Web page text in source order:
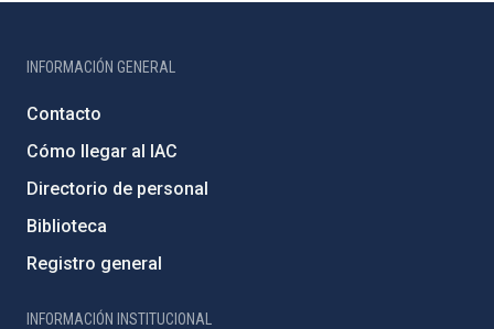
INFORMACIÓN GENERAL
Contacto
Cómo llegar al IAC
Directorio de personal
Biblioteca
Registro general
INFORMACIÓN INSTITUCIONAL